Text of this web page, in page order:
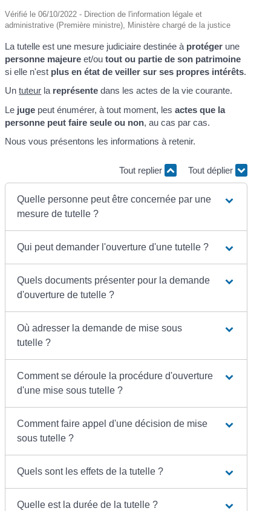
Vérifié le 06/10/2022 - Direction de l'information légale et
administrative (Première ministre), Ministère chargé de la justice
La tutelle est une mesure judiciaire destinée à protéger une
personne majeure et/outout ou partie de son patrimoine
si elle n'est plus en état de veiller sur ses propres intérêts.
Untuteur la représente dans les actes de la vie courante.
Le juge peut énumérer, à tout moment, lesactes que la
personne peut faire seule ou non, au cas par cas.
Nous vous présentons les informations à retenir.
Tout replier Tout déplier
Quelle personne peut être concernée par une
mesure de tutelle ?
Qui peut demander l'ouverture d'une tutelle ?
Quels documents présenter pour la demande
d'ouverture de tutelle ?
Où adresser la demande de mise sous
tutelle ?
Comment se déroule la procédure d'ouverture
d'une mise sous tutelle ?
Comment faire appel d'une décision de mise
sous tutelle ?
Quels sont les effets de la tutelle ?
Quelle est la durée de la tutelle ?